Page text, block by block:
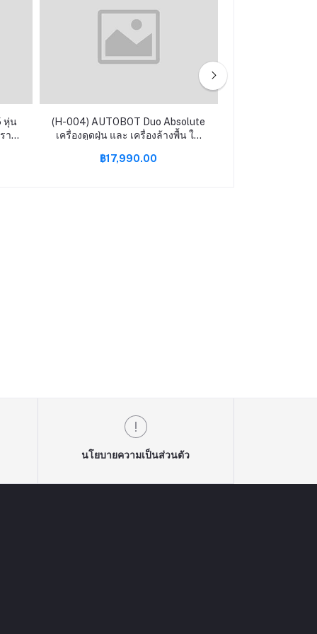
หุ่น
าบ
(H-004) AUTOBOT Duo Absolute
เครื่องดูดฝุ่น และ เครื่องล้างพื้น ใน
เพิ่มอีก 1 ปี
฿17,990.00
นโยบายความเป็นส่วนตัว